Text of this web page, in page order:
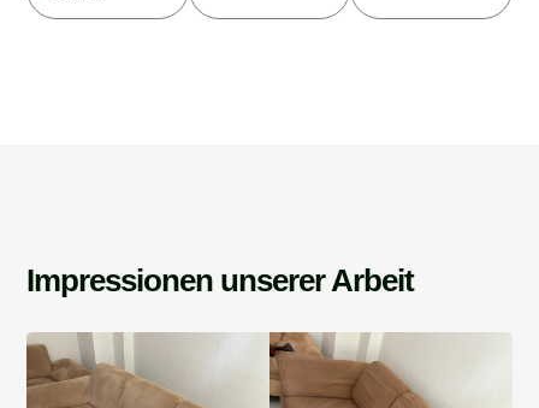
Impressionen unserer Arbeit